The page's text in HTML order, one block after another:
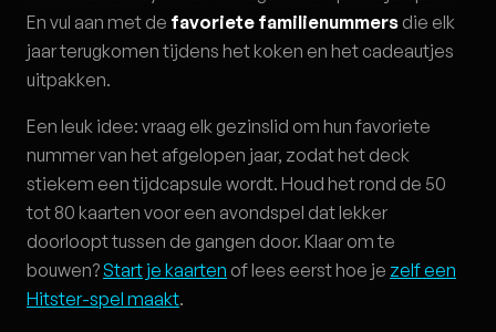
En vul aan met de favoriete familienummers die elk
jaar terugkomen tijdens het koken en het cadeautjes
uitpakken.
Een leuk idee: vraag elk gezinslid om hun favoriete
nummer van het afgelopen jaar, zodat het deck
stiekem een tijdcapsule wordt. Houd het rond de 50
tot 80 kaarten voor een avondspel dat lekker
doorloopt tussen de gangen door. Klaar om te
bouwen?Start je kaarten of lees eerst hoe je zelf een
Hitster-spel maakt.